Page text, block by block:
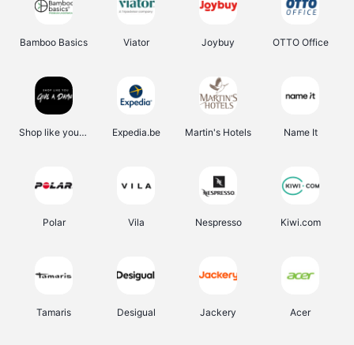
Bamboo Basics Viator Joybuy OTTO Office
Shop like you Give A Damn Expedia.be Martin's Hotels Name It
Polar Vila Nespresso Kiwi.com
Tamaris Desigual Jackery Acer